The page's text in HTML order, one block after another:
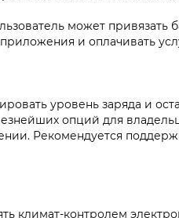
может привязать
и оплачивать
уровень заряда и
опций для
Рекомендуется
климат-контролем